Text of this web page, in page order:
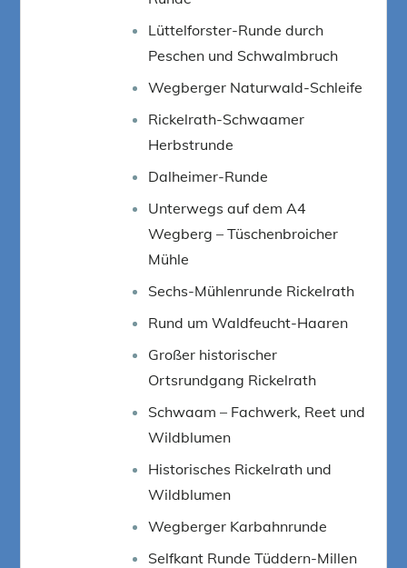
Lüttelforster-Runde durch
Peschen und Schwalmbruch
Wegberger Naturwald-Schleife
Rickelrath-Schwaamer
Herbstrunde
Dalheimer-Runde
Unterwegs auf dem A4
Wegberg – Tüschenbroicher
Mühle
Sechs-Mühlenrunde Rickelrath
Rund um Waldfeucht-Haaren
Großer historischer
Ortsrundgang Rickelrath
Schwaam – Fachwerk, Reet und
Wildblumen
Historisches Rickelrath und
Wildblumen
Wegberger Karbahnrunde
Selfkant Runde Tüddern-Millen